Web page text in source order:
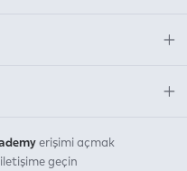
erişimi açmak
geçin